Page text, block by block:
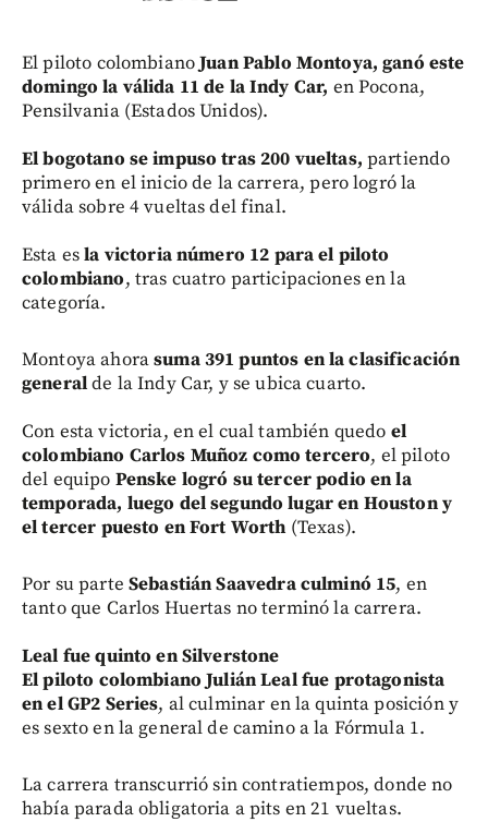
El piloto colombianoJuan Pablo Montoya, ganó este
domingo la válida 11 de la Indy Car, en Pocona,
Pensilvania (Estados Unidos).
El bogotano se impuso tras 200 vueltas, partiendo
primero en el inicio de la carrera, pero logró la
válida sobre 4 vueltas del final.
Esta esla victoria número 12 para el piloto
colombiano, tras cuatro participaciones en la
categoría.
Montoya ahorasuma 391 puntos en la clasificación
generalde la Indy Car, y se ubica cuarto.
Con esta victoria, en el cual también quedo el
colombiano Carlos Muñoz como tercero, el piloto
del equipo Penske logró su tercer podio en la
temporada, luego del segundo lugar en Houston y
el tercer puesto en Fort Worth (Texas).
Por su parte Sebastián Saavedra culminó 15, en
tanto que Carlos Huertas no terminó la carrera.
Leal fue quinto en Silverstone
El piloto colombiano Julián Leal fue protagonista
en el GP2 Series, al culminar en la quinta posición y
es sexto en la general de camino a la Fórmula 1.
La carrera transcurrió sin contratiempos, donde no
había parada obligatoria a pits en 21 vueltas.